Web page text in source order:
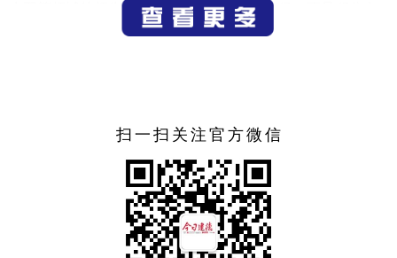
水泵等领域的领先性，以及清晰的产业化路径，正是积分卡
量化出的‘硬实力’。”中信银行客户经理表示，“这套模型让我
信极大缓解了研发资金压力，保障了新能源换电锁止模块等
关键项目的连续性，更坚定了我们拓展市场的信心！”张总高
度评价中信银行的创新服务。客户经理也深感科技金融的价
值：“见证这样的‘小巨人’借助金融工具突破瓶颈，深刻诠释
了银行服务新质生产力的使命。积分卡模式为科技与金融的
深度融合探索了新路径。”
扫一扫关注官方微信